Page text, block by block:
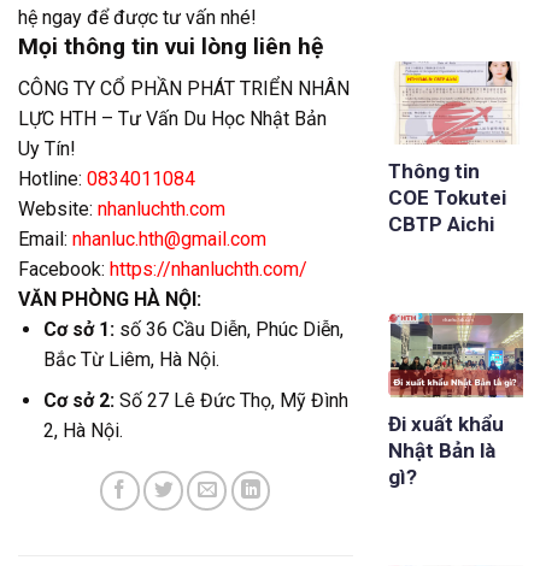
hệ ngay để được tư vấn nhé!
Mọi thông tin vui lòng liên hệ
CÔNG TY CỔ PHẦN PHÁT TRIỂN NHÂN
LỰC HTH – Tư Vấn Du Học Nhật Bản
Uy Tín!
Hotline: 0834011084
Website: nhanluchth.com
Email: nhanluc.hth@gmail.com
Facebook: https://nhanluchth.com/
VĂN PHÒNG HÀ NỘI:
Cơ sở 1: số 36 Cầu Diễn, Phúc Diễn,
Bắc Từ Liêm, Hà Nội.
Cơ sở 2:Số 27 Lê Đức Thọ, Mỹ Đình
2, Hà Nội.
Thông tin
COE Tokutei
CBTP Aichi
Đi xuất khẩu
Nhật Bản là
gì?